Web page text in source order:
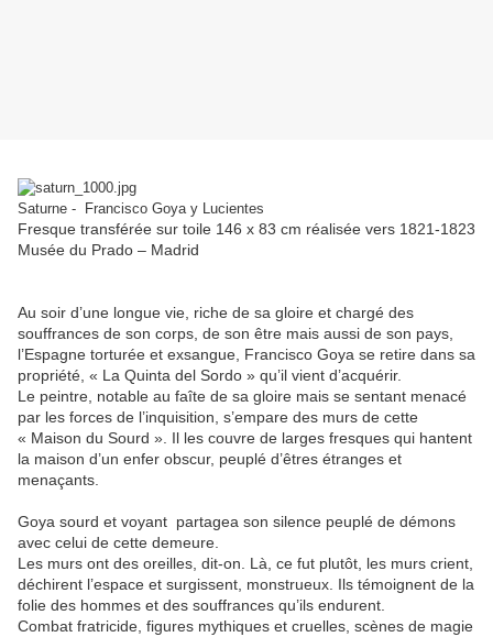
Saturne - Francisco Goya y Lucientes
Fresque transférée sur toile 146 x 83 cm réalisée vers 1821-1823
Musée du Prado – Madrid
Au soir d’une longue vie, riche de sa gloire et chargé des
souffrances de son corps, de son être mais aussi de son pays,
l’Espagne torturée et exsangue, Francisco Goya se retire dans sa
propriété, « La Quinta del Sordo » qu’il vient d’acquérir.
Le peintre, notable au faîte de sa gloire mais se sentant menacé
par les forces de l’inquisition, s’empare des murs de cette
« Maison du Sourd ». Il les couvre de larges fresques qui hantent
la maison d’un enfer obscur, peuplé d’êtres étranges et
menaçants.
Goya sourd et voyant partagea son silence peuplé de démons
avec celui de cette demeure.
Les murs ont des oreilles, dit-on. Là, ce fut plutôt, les murs crient,
déchirent l’espace et surgissent, monstrueux. Ils témoignent de la
folie des hommes et des souffrances qu’ils endurent.
Combat fratricide, figures mythiques et cruelles, scènes de magie